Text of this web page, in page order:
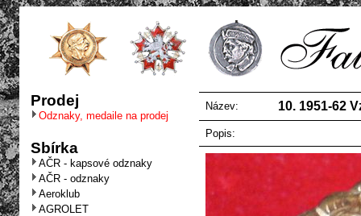
Prodej
Odznaky, medaile na prodej
Sbírka
AČR - kapsové odznaky
AČR - odznaky
Aeroklub
AGROLET
Název: 10. 1951-62
Popis: